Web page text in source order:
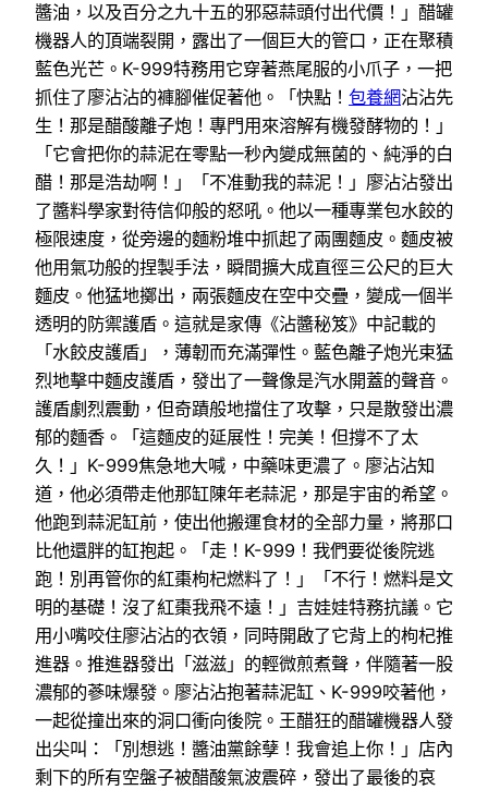
醬油，以及百分之九十五的邪惡蒜頭付出代價！」醋罐
機器人的頂端裂開，露出了一個巨大的管口，正在聚積
藍色光芒。K-999特務用它穿著燕尾服的小爪子，一把
抓住了廖沾沾的褲腳催促著他。「快點！ 包養網沾沾先
生！那是醋酸離子炮！專門用來溶解有機發酵物的！」
「它會把你的蒜泥在零點一秒內變成無菌的、純淨的白
醋！那是浩劫啊！」「不准動我的蒜泥！」廖沾沾發出
了醬料學家對待信仰般的怒吼。他以一種專業包水餃的
極限速度，從旁邊的麵粉堆中抓起了兩團麵皮。麵皮被
他用氣功般的捏製手法，瞬間擴大成直徑三公尺的巨大
麵皮。他猛地擲出，兩張麵皮在空中交疊，變成一個半
透明的防禦護盾。這就是家傳《沾醬秘笈》中記載的
「水餃皮護盾」，薄韌而充滿彈性。藍色離子炮光束猛
烈地擊中麵皮護盾，發出了一聲像是汽水開蓋的聲音。
護盾劇烈震動，但奇蹟般地擋住了攻擊，只是散發出濃
郁的麵香。「這麵皮的延展性！完美！但撐不了太
久！」K-999焦急地大喊，中藥味更濃了。廖沾沾知
道，他必須帶走他那缸陳年老蒜泥，那是宇宙的希望。
他跑到蒜泥缸前，使出他搬運食材的全部力量，將那口
比他還胖的缸抱起。「走！K-999！我們要從後院逃
跑！別再管你的紅棗枸杞燃料了！」「不行！燃料是文
明的基礎！沒了紅棗我飛不遠！」吉娃娃特務抗議。它
用小嘴咬住廖沾沾的衣領，同時開啟了它背上的枸杞推
進器。推進器發出「滋滋」的輕微煎煮聲，伴隨著一股
濃郁的蔘味爆發。廖沾沾抱著蒜泥缸、K-999咬著他，
一起從撞出來的洞口衝向後院。王醋狂的醋罐機器人發
出尖叫：「別想逃！醬油黨餘孽！我會追上你！」店內
剩下的所有空盤子被醋酸氣波震碎，發出了最後的哀